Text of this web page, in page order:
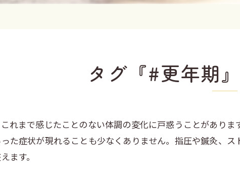
タグ『#更年期
れまで感じたことのない体調の変化に戸惑うことがあり
た症状が現れることも少なくありません。指圧や鍼灸、
ます。